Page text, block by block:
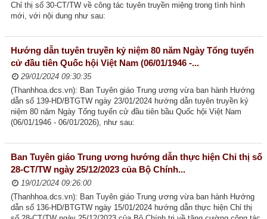
Thường trực Tỉnh ủy
Thường trực HĐND tỉnh
Lãnh đạo UBND tỉnh
Lãnh đạo Đoàn ĐBQH tỉnh
CÔNG TÁC XÂY DỰNG ĐẢNG
Tổ chức cán bộ
Kiểm tra - Giám sát
Nội chính và Phòng chống tham nhũng
Chỉ thị số 30-CT/TW về công tác tuyên truyền miệng trong tình hình
mới, với nội dung như sau:
Hướng dẫn tuyên truyền kỷ niệm 80 năm Ngày Tổng tuyển
cử đầu tiên Quốc hội Việt Nam (06/01/1946 -...
29/01/2024 09:30:35
(Thanhhoa.dcs.vn): Ban Tuyên giáo Trung ương vừa ban hành Hướng
dẫn số 139-HD/BTGTW ngày 23/01/2024 hướng dẫn tuyên truyền kỷ
niệm 80 năm Ngày Tổng tuyển cử đầu tiên bầu Quốc hội Việt Nam
(06/01/1946 - 06/01/2026), như sau:
Ban Tuyên giáo Trung ương hướng dẫn thực hiện Chỉ thị số
28-CT/TW ngày 25/12/2023 của Bộ Chính...
19/01/2024 09:26:00
(Thanhhoa.dcs.vn): Ban Tuyên giáo Trung ương vừa ban hành Hướng
dẫn số 136-HD/BTGTW ngày 15/01/2024 hướng dẫn thực hiện Chỉ thị